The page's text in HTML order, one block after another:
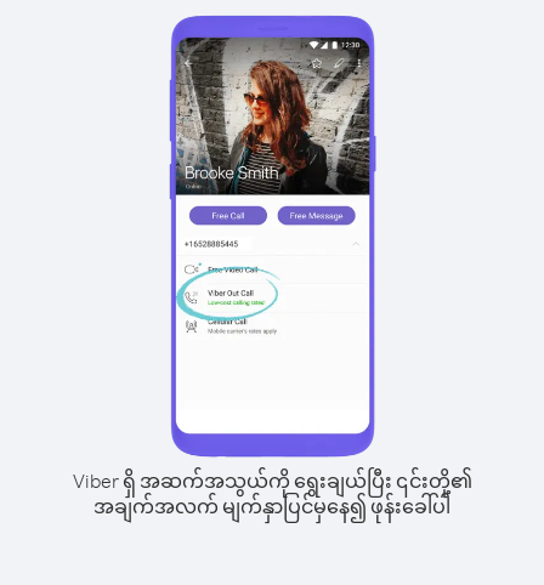
Viber ရှိ အဆက်အသွယ်ကို ရွေးချယ်ပြီး ၎င်းတို့၏
အချက်အလက် မျက်နှာပြင်မှနေ၍ ဖုန်းခေါ်ပါ